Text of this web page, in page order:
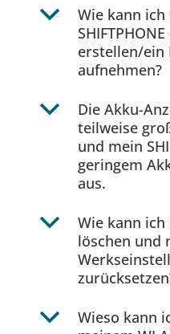
b
Wie kann
erstellen/ein
aufnehmen?
b
Die Akku-
teilweise
und mein
geringem
aus.
b
Wie kann
löschen und
b
Wieso kann